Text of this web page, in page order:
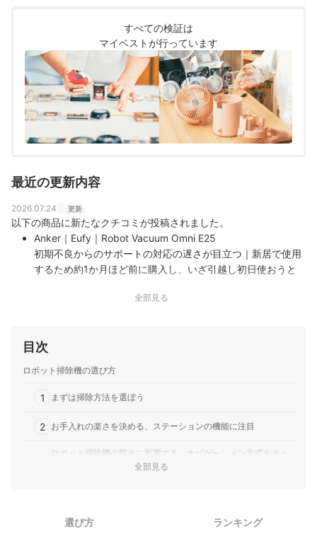
ガイドを担当し、日立やシャープ、パナソニックなどの
総合家電メーカーから、ダイニチ工業・Sharkなどの専門
メーカーまで、150以上の家電製品を比較検証してきた。
毎日使う家電製品だからこそ、本当によい商品を誰もが
簡単に選べるように、性能はもちろん省エネ性能やお手
入れのしやすさまでひとつひとつ丁寧に確認しながらコ
ンテンツ制作を行う。
田丸大暉（Hiroki Tamaru）のプロフィール
すべての検証は
マイベストが行っています
最近の更新内容
2026.07.24 更新
以下の商品に新たなクチコミが投稿されました。
Anker｜Eufy｜Robot Vacuum Omni E25
初期不良からのサポートの対応の遅さが目立つ｜新居で使用
するため約1か月ほど前に購入し、いざ引越し初日使おうと
行ったが修理以外対応はできませんとの事 正直、初期不良が
全部見る
目次
ロボット掃除機の選び方
1 まずは掃除方法を選ぼう
2 お手入れの楽さを決める、ステーションの機能に注目
ロボット掃除機の賢さに影響する、ナビゲーション方式をチェ
ペットや髪の長い家族がいるなら、毛絡み防止構造もチェック
全部見る
選び方 ランキング